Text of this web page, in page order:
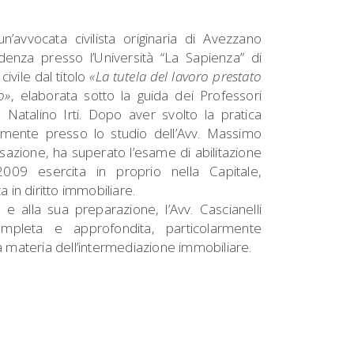
civilista originaria di Avezzano
presso l’Università “La Sapienza” di
dal titolo«La tutela del lavoro prestato
, elaborata sotto la guida dei Professori
Natalino Irti. Dopo aver svolto la pratica
presso lo studio dell’Avv. Massimo
ha superato l’esame di abilitazione
esercita in proprio nella Capitale,
in diritto immobiliare.
alla sua preparazione, l’Avv. Cascianelli
e approfondita, particolarmente
dell’intermediazione immobiliare.